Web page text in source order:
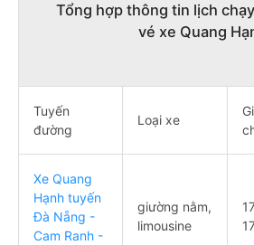
Tổng hợp thông tin lịch
vé xe Quang
Tuyến
đường
Loại xe
Xe Quang
Hạnh tuyến
Đà Nẵng -
Cam Ranh -
giường nằm,
limousine